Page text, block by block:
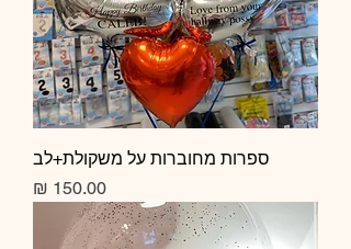
ספרות מחוברות על משקולת+לב
מחיר